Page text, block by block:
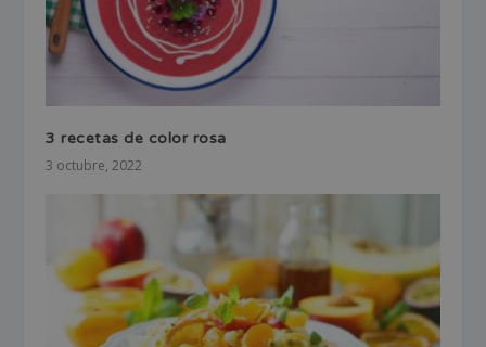
3 recetas de color rosa
3 octubre, 2022